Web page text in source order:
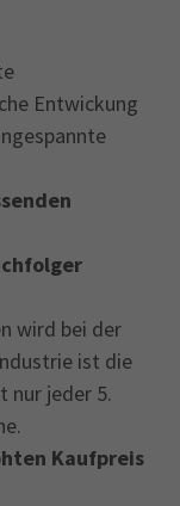
Entwickung
wird bei der
ist die
nur jeder 5.
Kaufpreis